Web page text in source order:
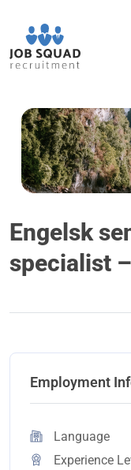
Engelsk
specialist
Employment
Language
Experience